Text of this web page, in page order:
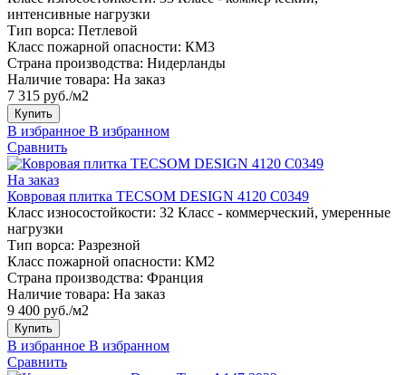
интенсивные нагрузки
Тип ворса: Петлевой
Класс пожарной опасности: КМ3
Страна производства: Нидерланды
Наличие товара: На заказ
7 315 руб./м2
Купить
В избранное В избранном
Сравнить
На заказ
Ковровая плитка TECSOM DESIGN 4120 C0349
Класс износостойкости: 32 Класс - коммерческий, умеренные
нагрузки
Тип ворса: Разрезной
Класс пожарной опасности: КМ2
Страна производства: Франция
Наличие товара: На заказ
9 400 руб./м2
Купить
В избранное В избранном
Сравнить